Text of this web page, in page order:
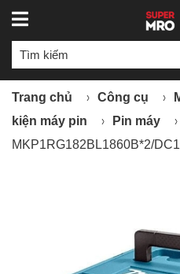
Trang chủ Công cụ
kiện máy pin
Pin máy
MKP1RG182BL1860B*2/